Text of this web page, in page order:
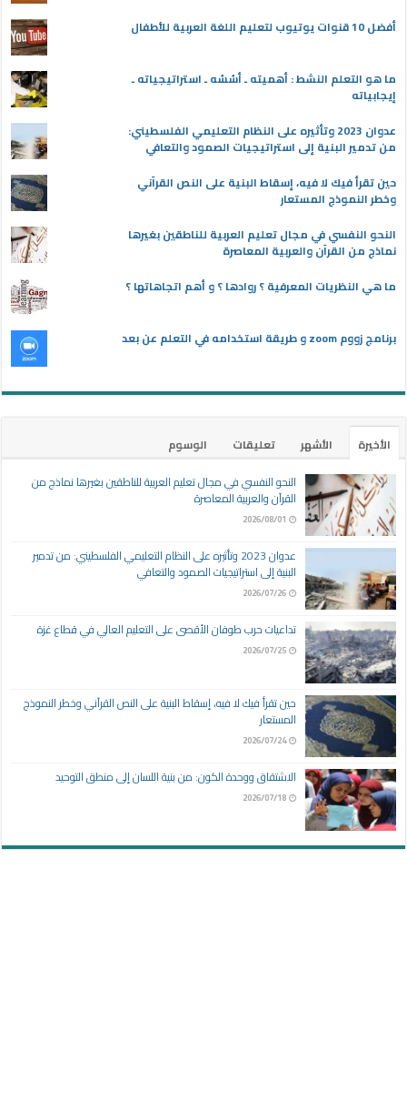
أفضل 10 قنوات يوتيوب لتعليم اللغة العربية للأطفال
ما هو التعلم النشط : أهميته ـ أسُسُه ـ استراتيجياته ـ
إيجابياته
عدوان 2023 وتأثيره على النظام التعليمي الفلسطيني:
من تدمير البنية إلى استراتيجيات الصمود والتعافي
حين تقرأ فيك لا فيه، إسقاط البنية على النص القرآني
وخطر النموذج المستعار
النحو النفسي في مجال تعليم العربية للناطقين بغيرها
نماذج من القرآن والعربية المعاصرة
ما هي النظريات المعرفية ؟ روادها ؟ و أهم اتجاهاتها ؟
برنامج زووم zoom و طريقة استخدامه في التعلم عن بعد
الأخيرة الأشهر تعليقات
الوسوم
النحو النفسي في مجال تعليم العربية للناطقين بغيرها نماذج من
القرآن والعربية المعاصرة
2026/08/01
عدوان 2023 وتأثيره على النظام التعليمي الفلسطيني: من تدمير
البنية إلى استراتيجيات الصمود والتعافي
2026/07/26
تداعيات حرب طوفان الأقصى على التعليم العالي في قطاع غزة
2026/07/25
حين تقرأ فيك لا فيه، إسقاط البنية على النص القرآني وخطر النموذج
المستعار
2026/07/24
الاشتقاق ووحدة الكون: من بنية اللسان إلى منطق التوحيد
2026/07/18